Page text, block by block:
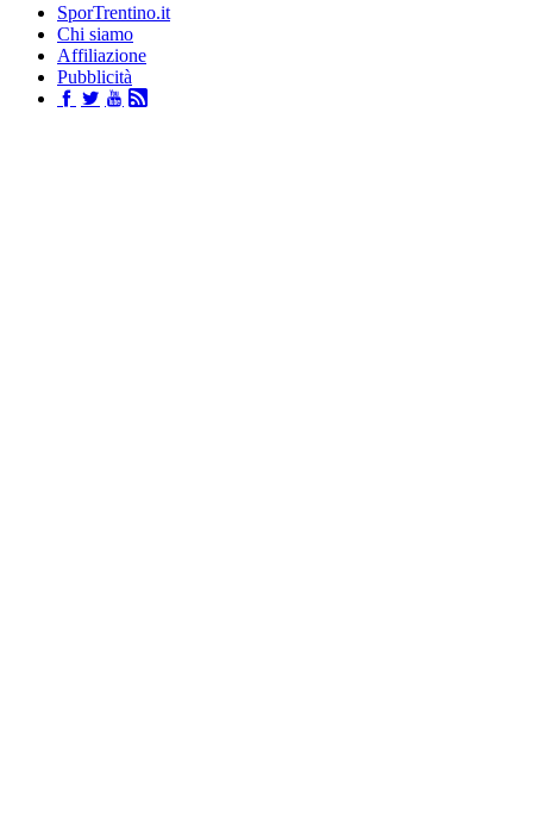
SporTrentino.it
Chi siamo
Affiliazione
Pubblicità